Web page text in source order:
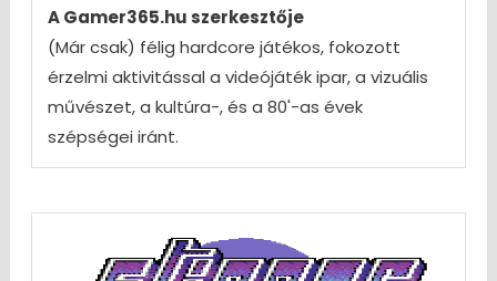
A Gamer365.hu szerkesztője
(Már csak) félig hardcore játékos, fokozott
érzelmi aktivitással a videójáték ipar, a vizuális
művészet, a kultúra-, és a 80'-as évek
szépségei iránt.